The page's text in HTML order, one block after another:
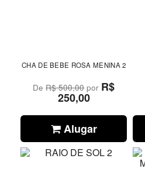
CHA DE BEBE ROSA MENINA 2
DeR$ 500,00por R$
250,00
Alugar